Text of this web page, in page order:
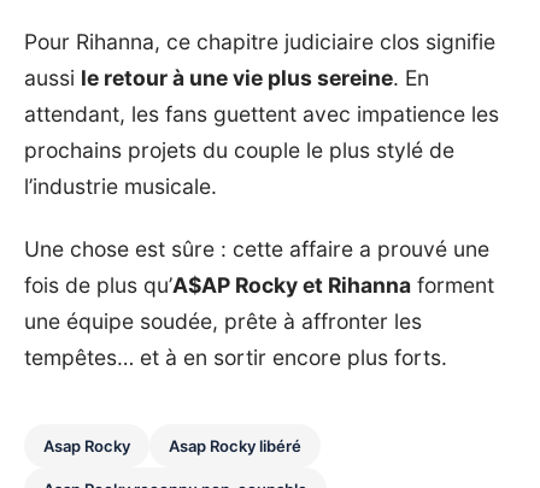
Pour Rihanna, ce chapitre judiciaire clos signifie
aussi le retour à une vie plus sereine. En
attendant, les fans guettent avec impatience les
prochains projets du couple le plus stylé de
l’industrie musicale.
Une chose est sûre : cette affaire a prouvé une
fois de plus qu’A$AP Rocky et Rihanna forment
une équipe soudée, prête à affronter les
tempêtes… et à en sortir encore plus forts.
Asap Rocky Asap Rocky libéré